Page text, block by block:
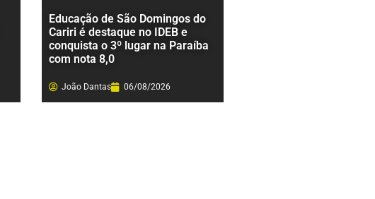
Educação de São Domingos do
Cariri é destaque no IDEB e
conquista o 3º lugar na Paraíba
com nota 8,0
João Dantas 06/08/2026